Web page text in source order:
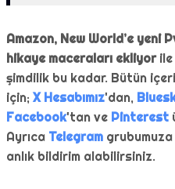
Amazon, New World’e yeni
hikaye maceraları ekliyorile
şimdilik bu kadar. Bütün
için; X Hesabımız'dan,
Facebook'tan ve Pinterest
Ayrıca Telegram
anlık bildirim alabilirsiniz.